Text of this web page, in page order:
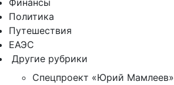
Финансы
Политика
Путешествия
ЕАЭС
Другие рубрики
Спецпроект «Юрий Мамлеев»